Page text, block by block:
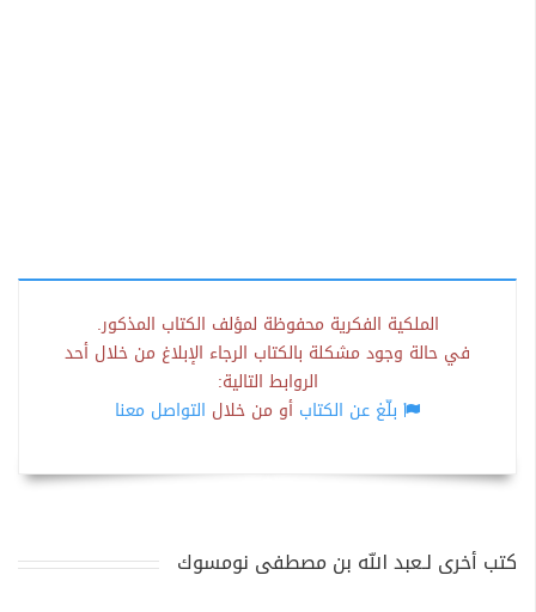
الملكية الفكرية محفوظة لمؤلف الكتاب المذكور.
في حالة وجود مشكلة بالكتاب الرجاء الإبلاغ من خلال أحد
الروابط التالية:
بلّغ عن الكتاب أو من خلال التواصل معنا
كتب أخرى لـعبد الله بن مصطفى نومسوك